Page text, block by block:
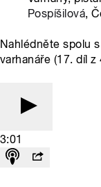
Pospíšilová,
Nahlédněte spolu
varhanáře (17. díl z
3:01